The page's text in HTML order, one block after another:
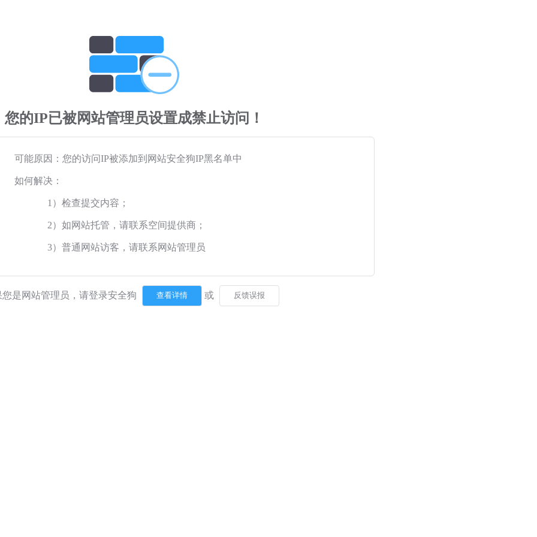
您的IP已被网站管理员设置成禁止访问！
可能原因：您的访问IP被添加到网站安全狗IP黑名单中
如何解决：
1）检查提交内容；
2）如网站托管，请联系空间提供商；
3）普通网站访客，请联系网站管理员
您是网站管理员，请登录安全狗 或